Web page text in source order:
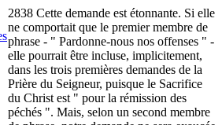
2838 Cette demande est étonnante. Si elle
ne comportait que le premier membre de
phrase - " Pardonne-nous nos offenses " -
elle pourrait être incluse, implicitement,
dans les trois premières demandes de la
Prière du Seigneur, puisque le Sacrifice
du Christ est " pour la rémission des
péchés ". Mais, selon un second membre